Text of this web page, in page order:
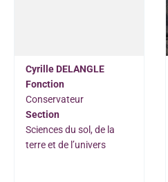
Cyrille DELANGLE
Fonction
Conservateur
Section
Sciences du sol, de la
terre et de l’univers